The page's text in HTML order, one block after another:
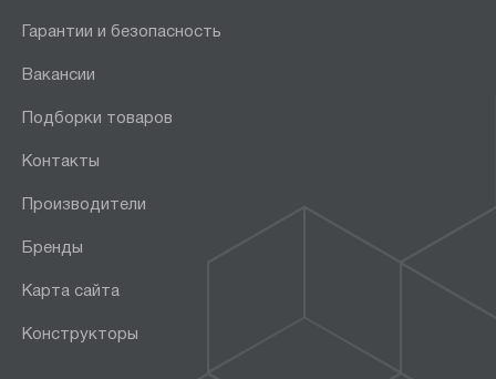
Гарантии и безопасность
Вакансии
Подборки товаров
Контакты
Производители
Бренды
Карта сайта
Конструкторы